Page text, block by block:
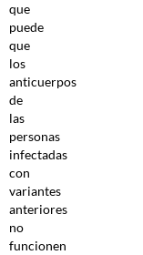
que
puede
que
los
anticuerpos
de
las
personas
infectadas
con
variantes
anteriores
no
funcionen